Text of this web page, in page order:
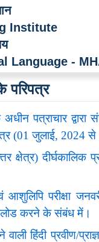
Institute
Language -
परिपत्र
पत्राचार द्वारा
सत्र (01 जुलाई, 2024
क्षेत्र)
आशुलिपि परीक्षा
करने के संबंध में।
हिंदी प्रवीण/